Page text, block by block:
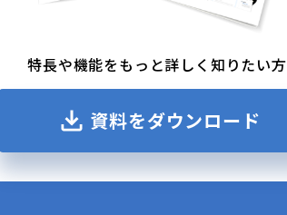
特長や機能をもっと詳しく知りたい方
資料をダウンロード